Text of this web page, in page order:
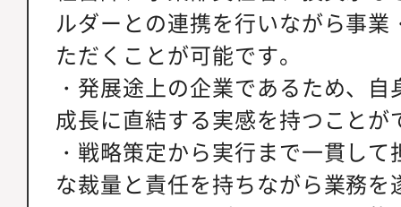
ルダーとの連携を行いながら事
ただくことが可能です。
・発展途上の企業であるため、
成長に直結する実感を持つことが
・戦略策定から実行まで一貫し
な裁量と責任を持ちながら業務を